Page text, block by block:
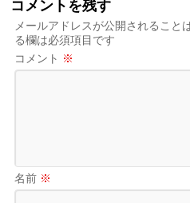
コメントを残す
メールアドレスが公開されること
る欄は必須項目です
コメント ※
名前 ※